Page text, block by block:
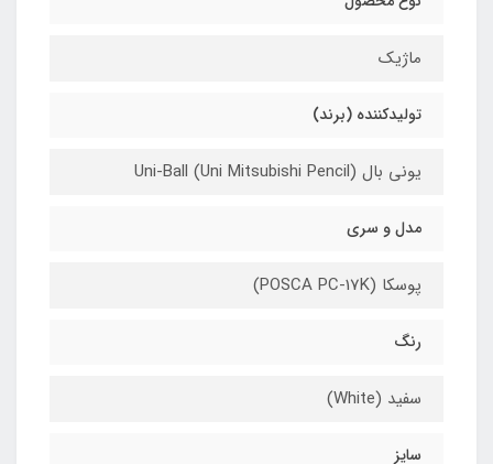
ماژیک
تولیدکننده (برند)
یونی بال (Uni-Ball (Uni Mitsubishi Pencil
مدل و سری
پوسکا (POSCA PC-17K)
رنگ
سفید (White)
سایز